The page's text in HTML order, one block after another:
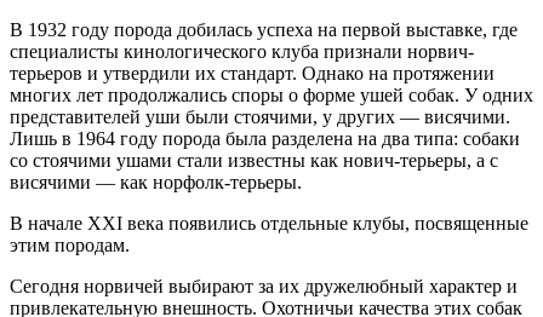
В 1932 году порода добилась успеха на первой выставке, где
специалисты кинологического клуба признали норвич-
терьеров и утвердили их стандарт. Однако на протяжении
многих лет продолжались споры о форме ушей собак. У одних
представителей уши были стоячими, у других — висячими.
Лишь в 1964 году порода была разделена на два типа: собаки
со стоячими ушами стали известны как нович-терьеры, а с
висячими — как норфолк-терьеры.
В начале XXI века появились отдельные клубы, посвященные
этим породам.
Сегодня норвичей выбирают за их дружелюбный характер и
привлекательную внешность. Охотничьи качества этих собак